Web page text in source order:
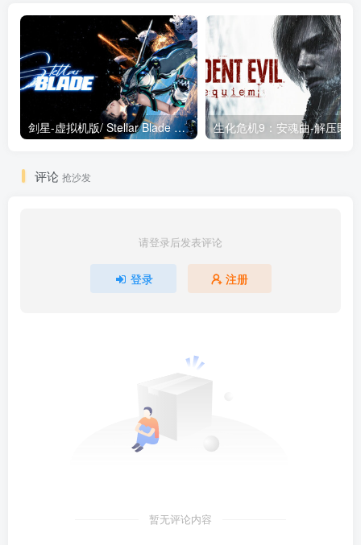
剑星-虚拟机版/ Stellar Blade v1.4.1|Build.19963153 终极版新补丁 送修改器 免安装中文版
评论 抢沙发
请登录后发表评论
登录 注册
暂无评论内容